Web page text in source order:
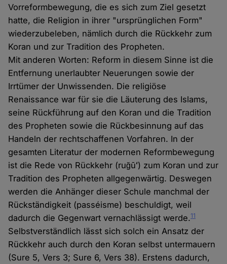
Vorreformbewegung, die es sich zum Ziel gesetzt
hatte, die Religion in ihrer "ursprünglichen Form"
wiederzubeleben, nämlich durch die Rückkehr zum
Koran und zur Tradition des Propheten.
Mit anderen Worten: Reform in diesem Sinne ist die
Entfernung unerlaubter Neuerungen sowie der
Irrtümer der Unwissenden. Die religiöse
Renaissance war für sie die Läuterung des Islams,
seine Rückführung auf den Koran und die Tradition
des Propheten sowie die Rückbesinnung auf das
Handeln der rechtschaffenen Vorfahren. In der
gesamten Literatur der modernen Reformbewegung
ist die Rede von Rückkehr (ruğūʻ) zum Koran und zur
Tradition des Propheten allgegenwärtig. Deswegen
werden die Anhänger dieser Schule manchmal der
Rückständigkeit (passéisme) beschuldigt, weil
dadurch die Gegenwart vernachlässigt werde.11
Selbstverständlich lässt sich solch ein Ansatz der
Rückkehr auch durch den Koran selbst untermauern
(Sure 5, Vers 3; Sure 6, Vers 38). Erstens dadurch,